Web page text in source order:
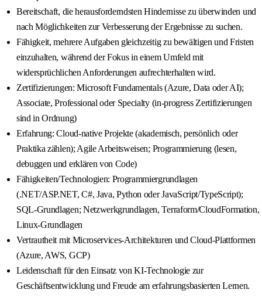
Bereitschaft, die herausforderndsten Hindernisse zu überwinden und
nach Möglichkeiten zur Verbesserung der Ergebnisse zu suchen.
Fähigkeit, mehrere Aufgaben gleichzeitig zu bewältigen und Fristen
einzuhalten, während der Fokus in einem Umfeld mit
widersprüchlichen Anforderungen aufrechterhalten wird.
Zertifizierungen: Microsoft Fundamentals (Azure, Data oder AI);
Associate, Professional oder Specialty (in-progress Zertifizierungen
sind in Ordnung)
Erfahrung: Cloud-native Projekte (akademisch, persönlich oder
Praktika zählen); Agile Arbeitsweisen; Programmierung (lesen,
debuggen und erklären von Code)
Fähigkeiten/Technologien: Programmiergrundlagen
(.NET/ASP.NET, C#, Java, Python oder JavaScript/TypeScript);
SQL-Grundlagen; Netzwerkgrundlagen, Terraform/CloudFormation,
Linux-Grundlagen
Vertrautheit mit Microservices-Architekturen und Cloud-Plattformen
(Azure, AWS, GCP)
Leidenschaft für den Einsatz von KI-Technologie zur
Geschäftsentwicklung und Freude am erfahrungsbasierten Lernen.